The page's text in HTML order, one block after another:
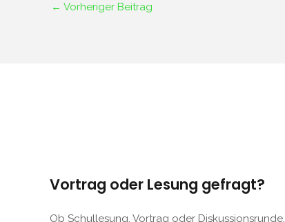
← Vorheriger Beitrag
Vortrag oder Lesung gefragt?
Ob Schullesung, Vortrag oder Diskussionsrunde,